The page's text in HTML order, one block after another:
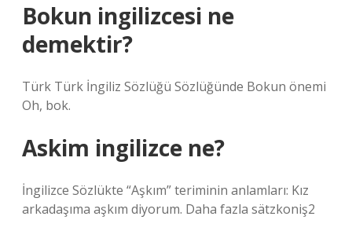
Bokun ingilizcesi ne
demektir?
Türk Türk İngiliz Sözlüğü Sözlüğünde Bokun önemi
Oh, bok.
Askim ingilizce ne?
İngilizce Sözlükte “Aşkım” teriminin anlamları: Kız
arkadaşıma aşkım diyorum. Daha fazla sätzkoniş2